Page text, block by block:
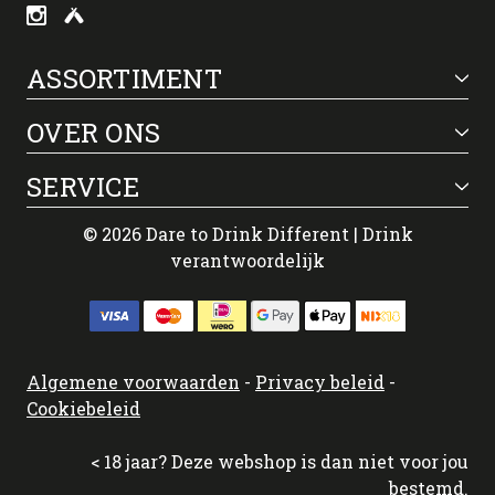
ASSORTIMENT
OVER ONS
SERVICE
© 2026 Dare to Drink Different | Drink
verantwoordelijk
Algemene voorwaarden - Privacy beleid -
Cookiebeleid
< 18 jaar? Deze webshop is dan niet voor jou
bestemd.